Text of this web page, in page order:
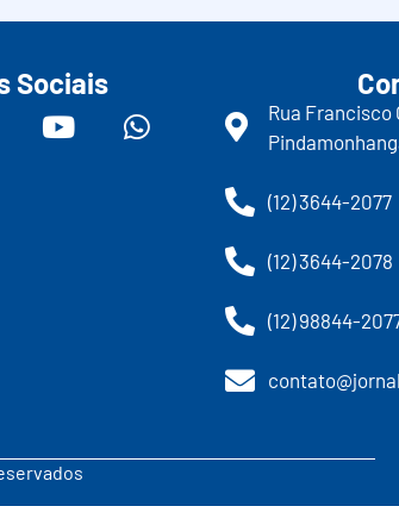
Sociais
Rua Francisco
(12) 3644-2077
(12) 3644-2078
(12) 98844-